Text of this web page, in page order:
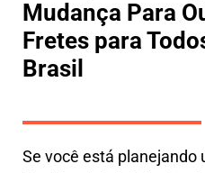
Mudança Para
Fretes para
Brasil
Se você está planejando